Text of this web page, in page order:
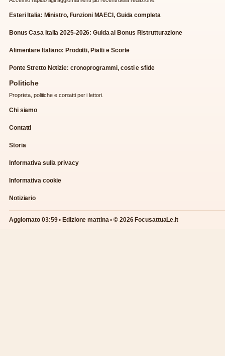
Esteri Italia: Ministro, Funzioni MAECI, Guida completa
Bonus Casa Italia 2025-2026: Guida ai Bonus Ristrutturazione
Alimentare Italiano: Prodotti, Piatti e Scorte
Ponte Stretto Notizie: cronoprogrammi, costi e sfide
Politiche
Proprieta, politiche e contatti per i lettori.
Chi siamo
Contatti
Storia
Informativa sulla privacy
Informativa cookie
Notiziario
Aggiornato 03:59 • Edizione mattina • © 2026 FocusattuaLe.it